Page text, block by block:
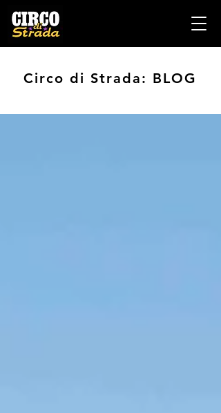
Circo di Strada: BLOG